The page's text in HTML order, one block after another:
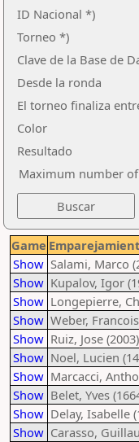
ID Nacional *)
Torneo *)
Clave de la Base de
Desde la ronda
El torneo finaliza
Color
Resultado
Maximum number
Game
Show Salami, Marco
Show Kupalov, Igor
Show Longepierre,
Show Weber,
Show Ruiz, Jose
Show Noel, Lucien
Show Marcacci,
Show Belet, Yves
Show Delay, Isabelle
Show Carasso,